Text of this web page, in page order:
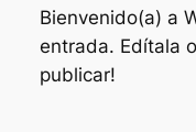
Bienvenido(a) a
entrada. Edítala
publicar!